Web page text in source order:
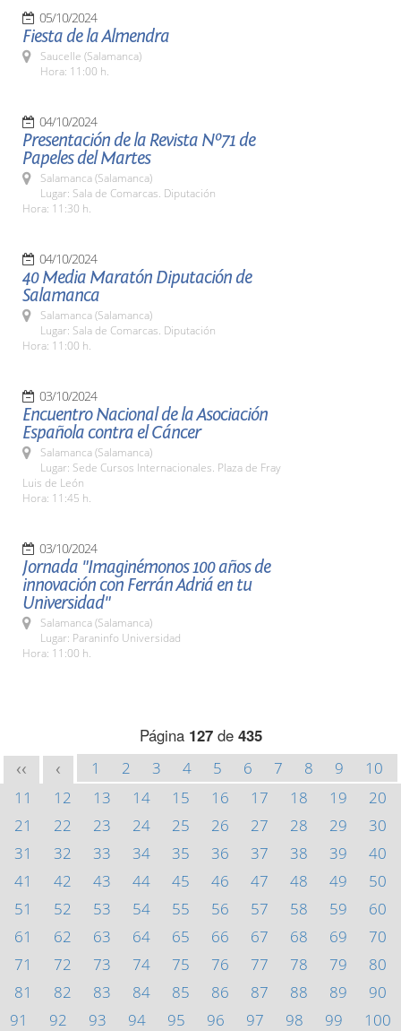
05/10/2024
Fiesta de la Almendra
Saucelle (Salamanca)
Hora: 11:00 h.
04/10/2024
Presentación de la Revista Nº71 de
Papeles del Martes
Salamanca (Salamanca)
Lugar: Sala de Comarcas. Diputación
Hora: 11:30 h.
04/10/2024
40 Media Maratón Diputación de
Salamanca
Salamanca (Salamanca)
Lugar: Sala de Comarcas. Diputación
Hora: 11:00 h.
03/10/2024
Encuentro Nacional de la Asociación
Española contra el Cáncer
Salamanca (Salamanca)
Lugar: Sede Cursos Internacionales. Plaza de Fray
Luis de León
Hora: 11:45 h.
03/10/2024
Jornada "Imaginémonos 100 años de
innovación con Ferrán Adriá en tu
Universidad"
Salamanca (Salamanca)
Lugar: Paraninfo Universidad
Hora: 11:00 h.
Página 127de 435
<< < 1 2 3 4 5 6 7 8 9
10
11
12 13 14 15 16 17 18 19
20
21
22 23 24 25 26 27 28 29
30
31
32 33 34 35 36 37 38 39
40
41
42 43 44 45 46 47 48 49
50
51
52 53 54 55 56 57 58 59
60
61
62 63 64 65 66 67 68 69
70
71
72 73 74 75 76 77 78 79
80
81
82 83 84 85 86 87 88 89
90
91
92 93 94 95 96 97 98 99
100